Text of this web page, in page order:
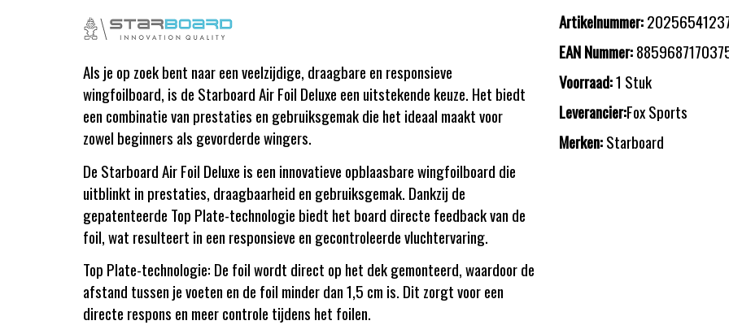
Als je op zoek bent naar een veelzijdige, draagbare en responsieve
wingfoilboard, is de Starboard Air Foil Deluxe een uitstekende keuze. Het biedt
een combinatie van prestaties en gebruiksgemak die het ideaal maakt voor
zowel beginners als gevorderde wingers.
De Starboard Air Foil Deluxe is een innovatieve opblaasbare wingfoilboard die
uitblinkt in prestaties, draagbaarheid en gebruiksgemak. Dankzij de
gepatenteerde Top Plate-technologie biedt het board directe feedback van de
foil, wat resulteert in een responsieve en gecontroleerde vluchtervaring.
Top Plate-technologie: De foil wordt direct op het dek gemonteerd, waardoor de
afstand tussen je voeten en de foil minder dan 1,5 cm is. Dit zorgt voor een
directe respons en meer controle tijdens het foilen.
Artikelnummer:
EAN Nummer:
Voorraad:1 Stuk
Leverancier:Fox Sports
Merken:Starboard